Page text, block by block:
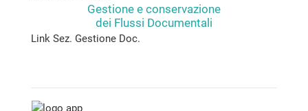
Gestione e conservazione
dei Flussi Documentali
Link Sez. Gestione Doc.